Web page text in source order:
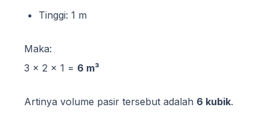
Tinggi: 1 m
Maka:
3 × 2 × 1 = 6 m³
Artinya volume pasir tersebut adalah 6 kubik.